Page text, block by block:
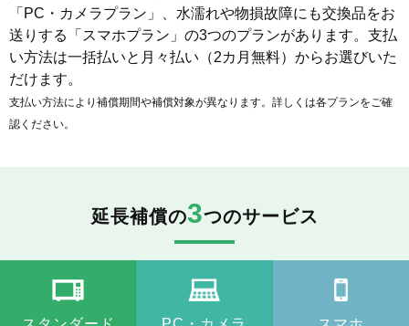
「PC・カメラプラン」、水濡れや物損故障にも交換品をお
送りする「スマホプラン」の3つのプランがあります。支払
い方法は一括払いと月々払い（2カ月無料）からお選びいた
だけます。
支払い方法により補償期間や補償対象が異なります。詳しくは各プランをご確
認ください。
延長補償の3つのサービス